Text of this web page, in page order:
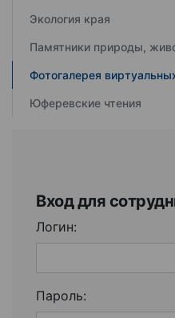
Экология края
Памятники природы,
Фотогалерея
Юферевские чтения
Вход для
Логин:
Пароль: